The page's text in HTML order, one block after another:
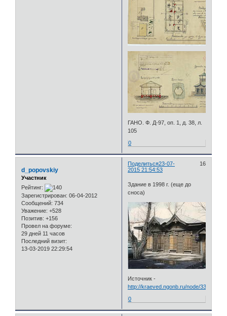
ГАНО. Ф. Д-97, оп. 1, д. 38, л.
105
0
Поделиться 16
23-07-
2015 21:54:53
d_popovskiy
Участник
Рейтинг:
Зарегистрирован: 06-04-2012
Сообщений: 734
Уважение: +528
Позитив: +156
Провел на форуме:
29 дней 11 часов
Последний визит:
13-03-2019 22:29:54
Здание в 1998 г. (еще до
сноса)
Источник -
http://kraeved.ngonb.ru/node/3389
0